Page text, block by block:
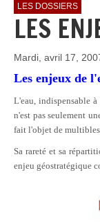
LES DOSSIERS
LES
Mardi, avril 17,
Les enjeux de
L'eau, indispensable
n'est pas seulement
fait l'objet de
Sa rareté et sa
enjeu géostratégique